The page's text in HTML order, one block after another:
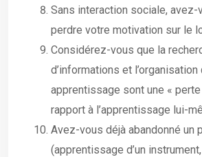
Sans interaction sociale, avez-
perdre votre motivation sur le
Considérez-vous que la
d’informations et
apprentissage sont une «
rapport à l’apprentissage lui-
Avez-vous déjà abandonné un
(apprentissage d’un instrument,